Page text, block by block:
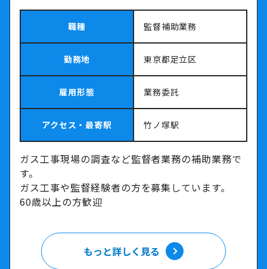
職種 監督補助業務
勤務地 東京都足立区
雇用形態 業務委託
アクセス・最寄駅 竹ノ塚駅
ガス工事現場の調査など監督者業務の補助業務で
す。
ガス工事や監督経験者の方を募集しています。
60歳以上の方歓迎
もっと詳しく見る